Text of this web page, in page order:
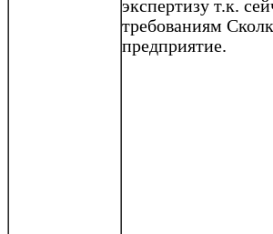
экспертизу т.к.
требованиям
предприятие.